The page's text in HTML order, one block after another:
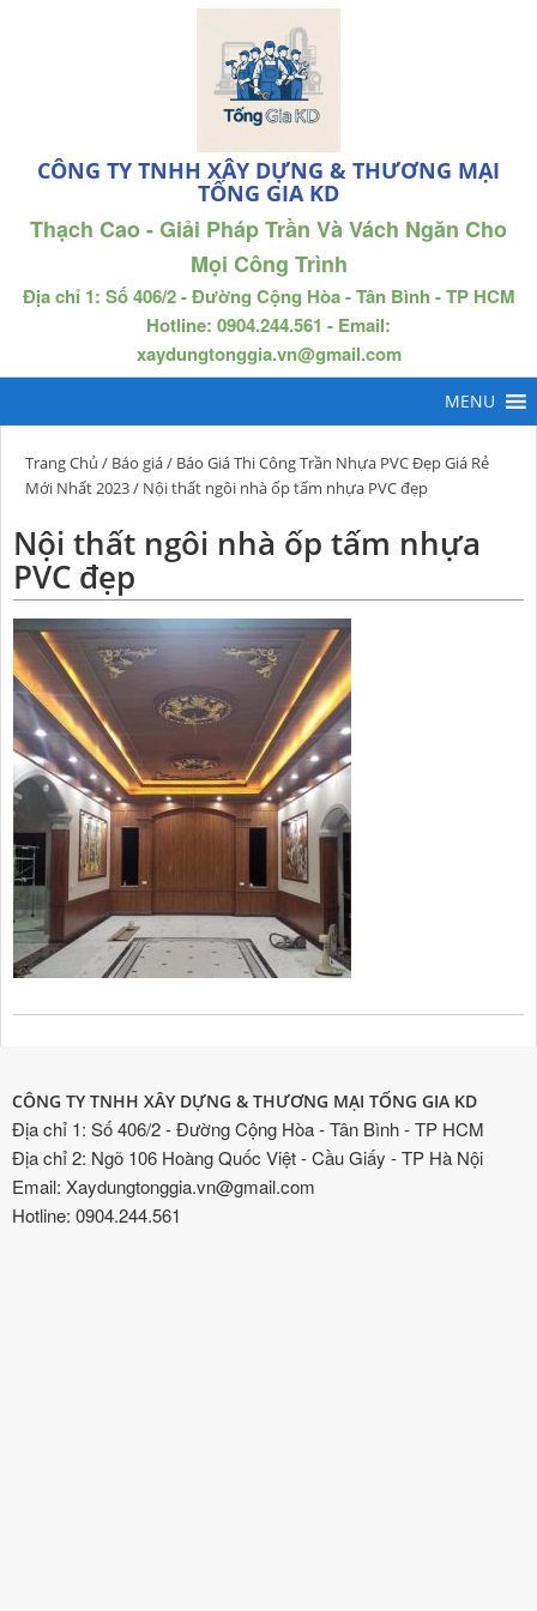
CÔNG TY TNHH XÂY DỰNG & THƯƠNG MẠI
TỐNG GIA KD
Thạch Cao - Giải Pháp Trần Và Vách Ngăn Cho
Mọi Công Trình
Địa chỉ 1: Số 406/2 - Đường Cộng Hòa - Tân Bình - TP HCM
Hotline: 0904.244.561 - Email:
xaydungtonggia.vn@gmail.com
Trang Chủ / Báo giá/ Báo Giá Thi Công Trần Nhựa PVC Đẹp Giá Rẻ
Mới Nhất 2023/ Nội thất ngôi nhà ốp tấm nhựa PVC đẹp
Nội thất ngôi nhà ốp tấm nhựa
PVC đẹp
CÔNG TY TNHH XÂY DỰNG & THƯƠNG MẠI TỐNG GIA KD
Địa chỉ 1: Số 406/2 - Đường Cộng Hòa - Tân Bình - TP HCM
Địa chỉ 2: Ngõ 106 Hoàng Quốc Việt - Cầu Giấy - TP Hà Nội
Email: Xaydungtonggia.vn@gmail.com
Hotline: 0904.244.561